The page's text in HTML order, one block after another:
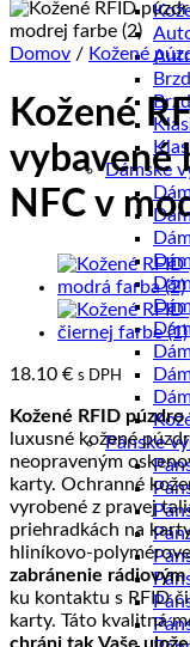
Dámske
Pánske
Domov / Kožené
Kožené
vybavené
NFC v
18.10 € s DPH
Kožené RFID
luxusné kožené
neopraveným
karty. Ochranné
vyrobené z pravej
priehradkách na
hliníkovo-
zabránenie rádiovým
ku kontaktu s RFID
karty. Táto kvalitná